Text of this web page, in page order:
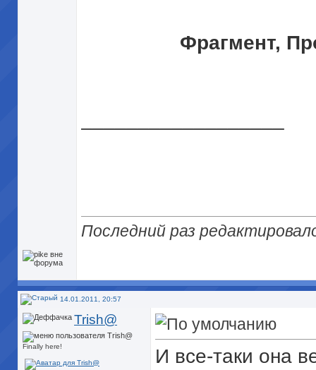
Фрагмент,
Последний раз
14.01.2011, 20:57
Trish@
Finally here!
И все-таки она